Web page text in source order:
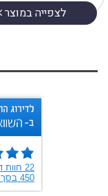
לצפייה במוצר